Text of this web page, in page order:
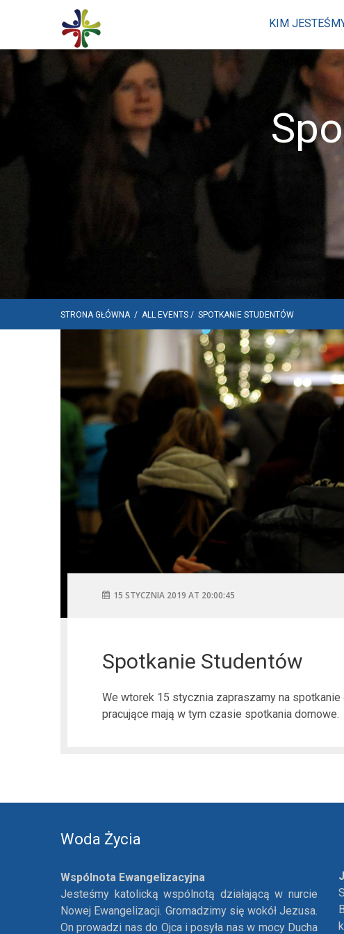
KIM
STRONA GŁÓWNA / ALL EVENTS / SPOTKANIE STUDENTÓW
15 STYCZNIA 2019 AT 20:00:45
Spotkanie Studentów
We wtorek 15 stycznia zapraszamy na
pracujące mają w tym czasie spotkania domowe.
Woda Życia
Wspólnota Ewangelizacyjna
Jesteśmy katolicką wspólnotą działającą w nurcie
Nowej Ewangelizacji. Gromadzimy się wokół Jezusa.
On prowadzi nas do Ojca i posyła nas w mocy Ducha